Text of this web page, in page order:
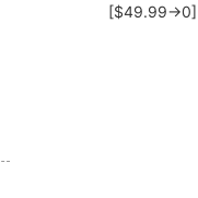
[$49.99→0]